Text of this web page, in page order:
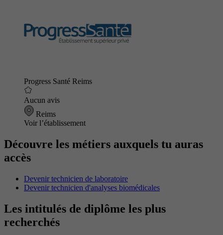
Progress Santé Reims
Aucun avis
Reims
Voir l’établissement
Découvre les métiers auxquels tu auras
accès
Devenir technicien de laboratoire
Devenir technicien d'analyses biomédicales
Les intitulés de diplôme les plus
recherchés